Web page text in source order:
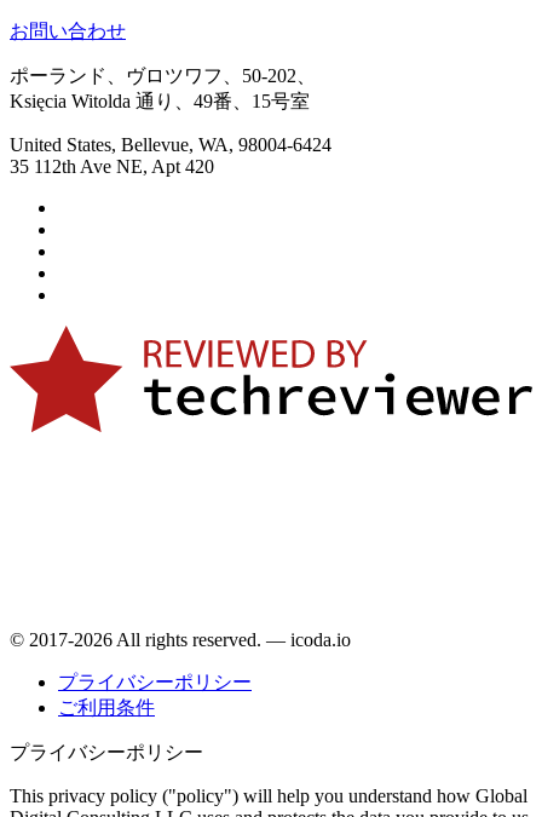
お問い合わせ
ポーランド、ヴロツワフ、50-202、
Księcia Witolda 通り、49番、15号室
United States, Bellevue, WA, 98004-6424
35 112th Ave NE, Apt 420
© 2017-2026 All rights reserved. — icoda.io
プライバシーポリシー
ご利用条件
プライバシーポリシー
This privacy policy ("policy") will help you understand how Global